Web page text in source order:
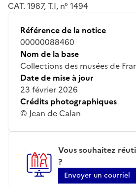
CAT. 1987, T.I, n° 1494
Référence de la notice
00000088460
Nom de la base
Collections des musées de
Date de mise à jour
23 février 2026
Crédits photographiques
© Jean de Calan
Vous souhaitez
?
Envoyer un courriel